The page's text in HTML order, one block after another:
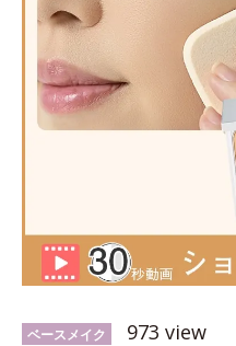
ベースメイク 973 view